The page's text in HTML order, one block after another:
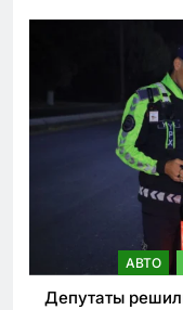
АВТО
Депутаты